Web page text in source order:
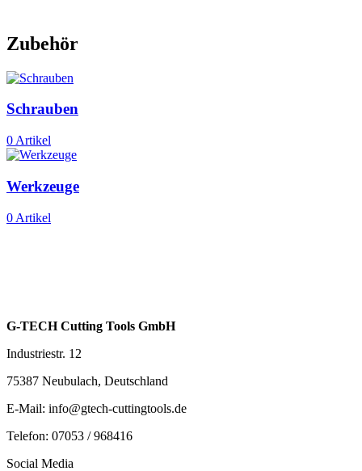
Zubehör
Schrauben
0 Artikel
Werkzeuge
0 Artikel
G-TECH Cutting Tools GmbH
Industriestr. 12
75387 Neubulach, Deutschland
E-Mail: info@gtech-cuttingtools.de
Telefon: 07053 / 968416
Social Media